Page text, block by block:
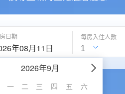
日期
年08月11日
2026年9月
一 二 三 四 五 六
每房入住人數